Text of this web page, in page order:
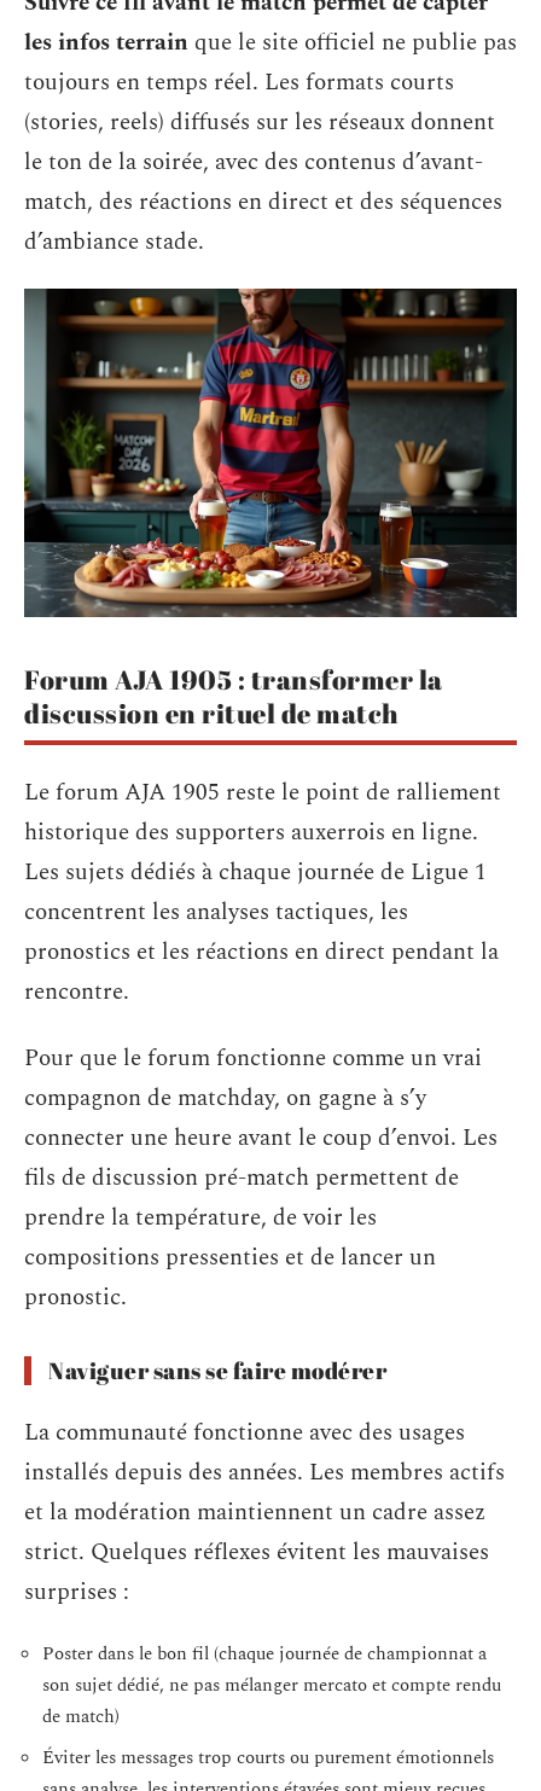
les infos terrain que le site officiel ne publie pas
toujours en temps réel. Les formats courts
(stories, reels) diffusés sur les réseaux donnent
le ton de la soirée, avec des contenus d’avant-
match, des réactions en direct et des séquences
d’ambiance stade.
Forum AJA 1905 : transformer la
discussion en rituel de match
Le forum AJA 1905 reste le point de ralliement
historique des supporters auxerrois en ligne.
Les sujets dédiés à chaque journée de Ligue 1
concentrent les analyses tactiques, les
pronostics et les réactions en direct pendant la
rencontre.
Pour que le forum fonctionne comme un vrai
compagnon de matchday, on gagne à s’y
connecter une heure avant le coup d’envoi. Les
fils de discussion pré-match permettent de
prendre la température, de voir les
compositions pressenties et de lancer un
pronostic.
Naviguer sans se faire modérer
La communauté fonctionne avec des usages
installés depuis des années. Les membres actifs
et la modération maintiennent un cadre assez
strict. Quelques réflexes évitent les mauvaises
surprises :
Poster dans le bon fil (chaque journée de championnat a
son sujet dédié, ne pas mélanger mercato et compte rendu
de match)
Éviter les messages trop courts ou purement émotionnels